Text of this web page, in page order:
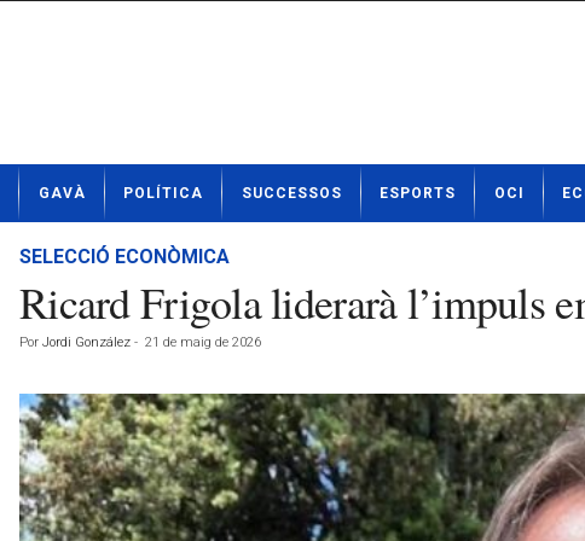
t
GAVÀ POLÍTICA SUCCESSOS ESPORTS OCI
SELECCIÓ ECONÒMICA
Ricard Frigola liderarà l’impuls
Por Jordi González - 21 de maig de 2026